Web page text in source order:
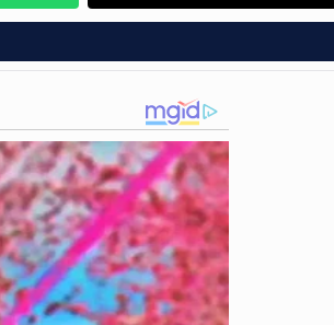
resistência física impressionante e, em
seus companheiros de farda e
o cumprimento do dever.
bom. Tô bem. Fica tranquilo aí. Daqui
Sargento Mário Ozomem sua
pública, gerando uma onda de
médicos rigorosos.